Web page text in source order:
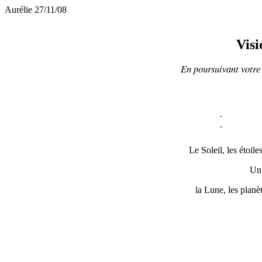
Aurélie 27/11/08
En poursuivant
.
.
Le Soleil, les
Un
la Lune, les